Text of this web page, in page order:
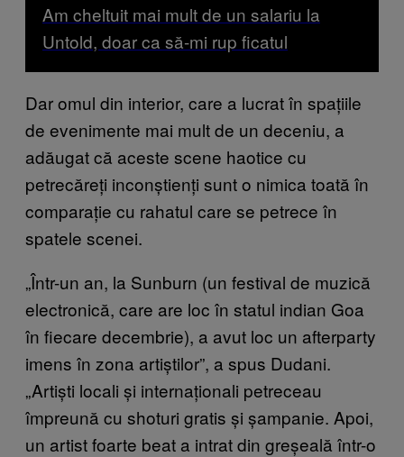
Am cheltuit mai mult de un salariu la
Untold, doar ca să-mi rup ficatul
Dar omul din interior, care a lucrat în spațiile
de evenimente mai mult de un deceniu, a
adăugat că aceste scene haotice cu
petrecăreți inconștienți sunt o nimica toată în
comparație cu rahatul care se petrece în
spatele scenei.
„Într-un an, la Sunburn (un festival de muzică
electronică, care are loc în statul indian Goa
în fiecare decembrie), a avut loc un afterparty
imens în zona artiștilor”, a spus Dudani.
„Artiști locali și internaționali petreceau
împreună cu shoturi gratis și șampanie. Apoi,
un artist foarte beat a intrat din greșeală într-o